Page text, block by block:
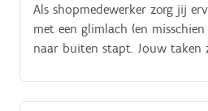
Als shopmedewerker zorg jij
met een glimlach (en
naar buiten stapt. Jouw taken
aanvullen en de shop netjes